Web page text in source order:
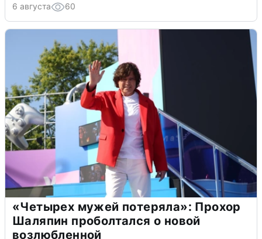
6 августа 60
«Четырех мужей потеряла»: Прохор
Шаляпин проболтался о новой
возлюбленной